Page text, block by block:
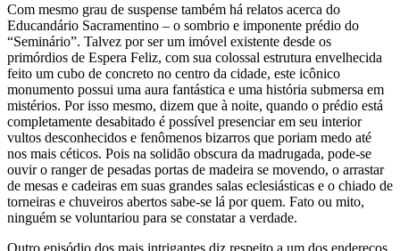
Com mesmo grau de suspense também há relatos acerca do
Educandário Sacramentino – o sombrio e imponente prédio do
“Seminário”. Talvez por ser um imóvel existente desde os
primórdios de Espera Feliz, com sua colossal estrutura envelhecida
feito um cubo de concreto no centro da cidade, este icônico
monumento possui uma aura fantástica e uma história submersa em
mistérios. Por isso mesmo, dizem que à noite, quando o prédio está
completamente desabitado é possível presenciar em seu interior
vultos desconhecidos e fenômenos bizarros que poriam medo até
nos mais céticos. Pois na solidão obscura da madrugada, pode-se
ouvir o ranger de pesadas portas de madeira se movendo, o arrastar
de mesas e cadeiras em suas grandes salas eclesiásticas e o chiado de
torneiras e chuveiros abertos sabe-se lá por quem. Fato ou mito,
ninguém se voluntariou para se constatar a verdade.
Outro episódio dos mais intrigantes diz respeito a um dos endereços